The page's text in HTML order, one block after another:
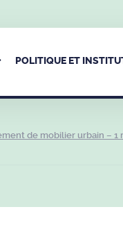
POLITIQUE ET
de mobilier urbain – 1